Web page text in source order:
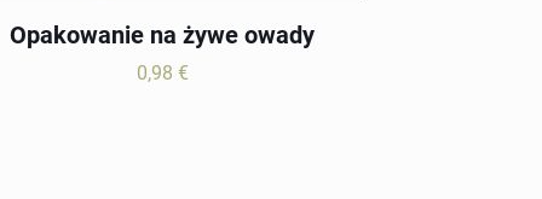
Opakowanie na żywe owady
0,98 €